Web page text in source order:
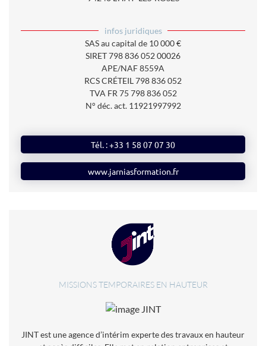
infos juridiques
SAS au capital de 10 000 €
SIRET 798 836 052 00026
APE/NAF 8559A
RCS CRÉTEIL 798 836 052
TVA FR 75 798 836 052
N° déc. act.11921997992
Tél. : +33 1 58 07 07 30
www.jarniasformation.fr
MISSIONS TEMPORAIRES EN HAUTEUR
JINT est une agence d’intérim experte des travaux en hauteur